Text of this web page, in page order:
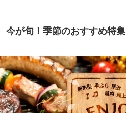
今が旬！季節のおすすめ特集